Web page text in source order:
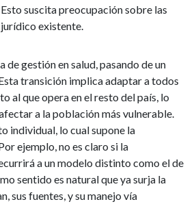
suscita preocupación sobre las
existente.
gestión en salud, pasando de un
transición implica adaptar a todos
al que opera en el resto del país, lo
a la población más vulnerable.
individual, lo cual supone la
ejemplo, no es claro si la
a un modelo distinto como el de
sentido es natural que ya surja la
sus fuentes, y su manejo vía